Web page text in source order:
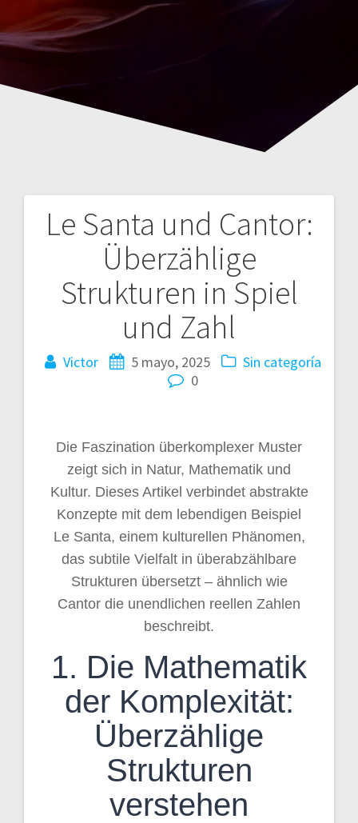
Le Santa und Cantor:
Überzählige
Strukturen in Spiel
und Zahl
Victor 5 mayo, 2025
Sin categoría
0
Die Faszination überkomplexer Muster
zeigt sich in Natur, Mathematik und
Kultur. Dieses Artikel verbindet abstrakte
Konzepte mit dem lebendigen Beispiel
Le Santa, einem kulturellen Phänomen,
das subtile Vielfalt in überabzählbare
Strukturen übersetzt – ähnlich wie
Cantor die unendlichen reellen Zahlen
beschreibt.
1. Die Mathematik
der Komplexität:
Überzählige
Strukturen
verstehen
Navegación
entradas